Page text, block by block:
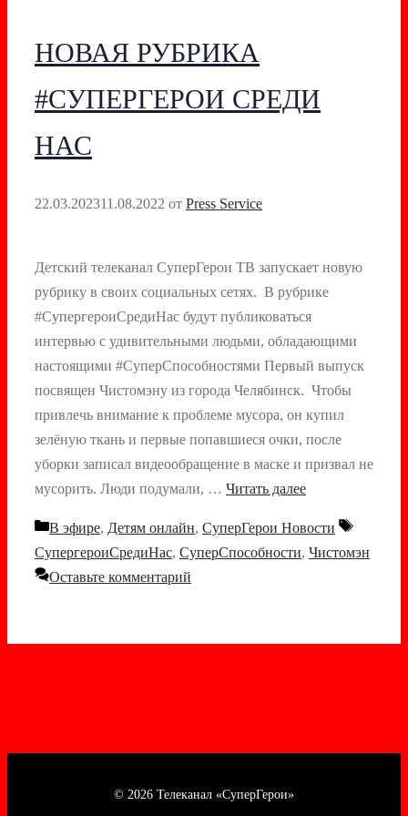
НОВАЯ РУБРИКА
#СУПЕРГЕРОИ СРЕДИ
НАС
22.03.202311.08.2022 от Press Service
Детский телеканал СуперГерои ТВ запускает новую
рубрику в своих социальных сетях. В рубрике
#СупергероиСредиНас будут публиковаться
интервью с удивительными людьми, обладающими
настоящими #СуперСпособностями Первый выпуск
посвящен Чистомэну из города Челябинск. Чтобы
привлечь внимание к проблеме мусора, он купил
зелёную ткань и первые попавшиеся очки, после
уборки записал видеообращение в маске и призвал не
мусорить. Люди подумали, … Читать далее
Рубрики
В эфире, Детям онлайн, СуперГерои Новости
Метки
СупергероиСредиНас, СуперСпособности, Чистомэн
Оставьте комментарий
© 2026 Телеканал «СуперГерои»